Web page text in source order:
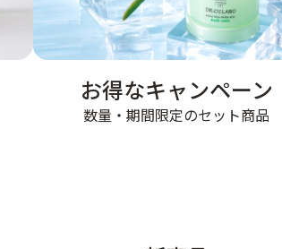
お得なキャンペーン
数量・期間限定のセット商品